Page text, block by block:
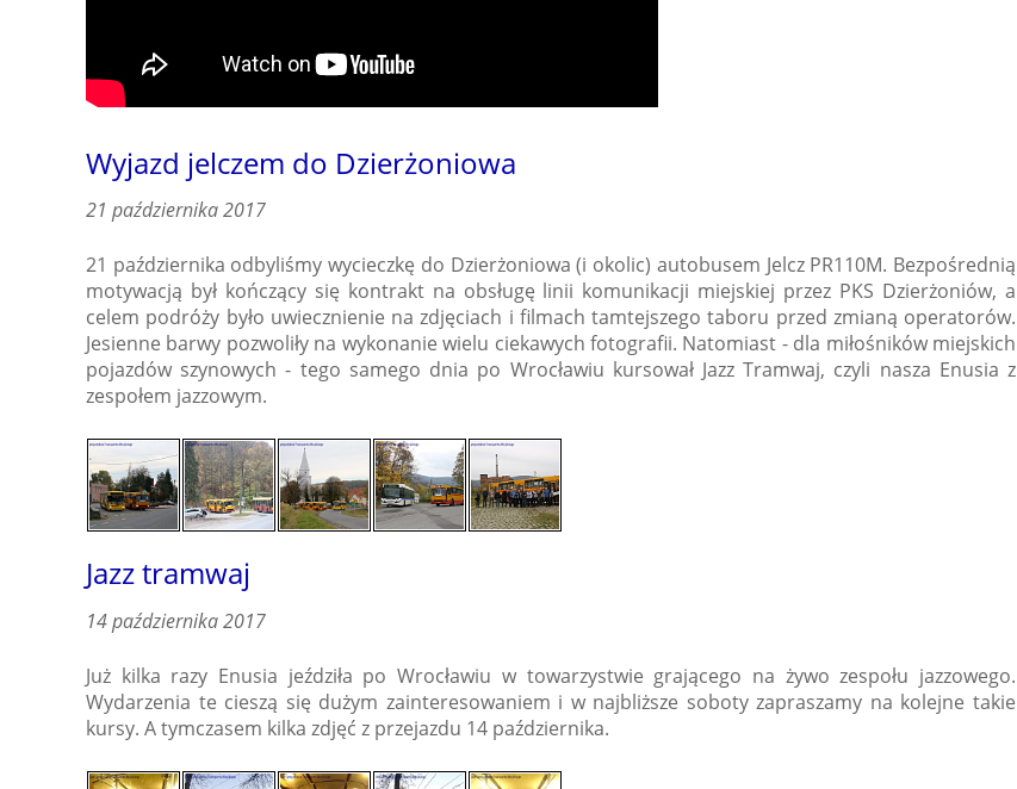
Wyjazd jelczem do Dzierżoniowa
21 października 2017
21 października odbyliśmy wycieczkę do Dzierżoniowa (i okolic) autobusem Jelcz PR110M. Bezpośrednią
motywacją był kończący się kontrakt na obsługę linii komunikacji miejskiej przez PKS Dzierżoniów, a
celem podróży było uwiecznienie na zdjęciach i filmach tamtejszego taboru przed zmianą operatorów.
Jesienne barwy pozwoliły na wykonanie wielu ciekawych fotografii. Natomiast - dla miłośników miejskich
pojazdów szynowych - tego samego dnia po Wrocławiu kursował Jazz Tramwaj, czyli nasza Enusia z
zespołem jazzowym.
Jazz tramwaj
14 października 2017
Już kilka razy Enusia jeździła po Wrocławiu w towarzystwie grającego na żywo zespołu jazzowego.
Wydarzenia te cieszą się dużym zainteresowaniem i w najbliższe soboty zapraszamy na kolejne takie
kursy. A tymczasem kilka zdjęć z przejazdu 14 października.